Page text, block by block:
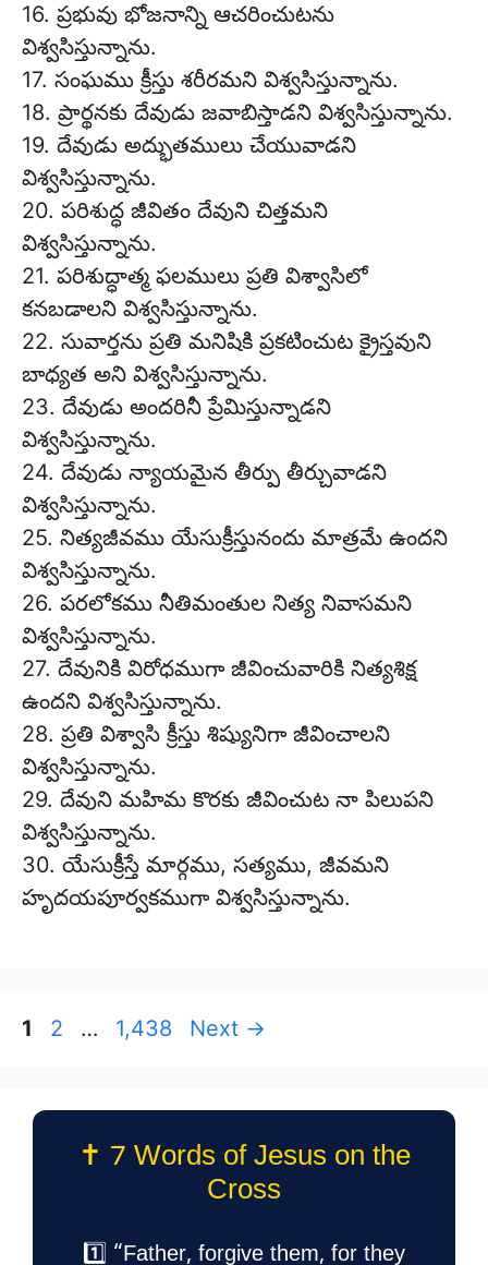
16. ప్రభువు భోజనాన్ని ఆచరించుటను
విశ్వసిస్తున్నాను.
17. సంఘము క్రీస్తు శరీరమని విశ్వసిస్తున్నాను.
18. ప్రార్థనకు దేవుడు జవాబిస్తాడని విశ్వసిస్తున్నాను.
19. దేవుడు అద్భుతములు చేయువాడని
విశ్వసిస్తున్నాను.
20. పరిశుద్ధ జీవితం దేవుని చిత్తమని
విశ్వసిస్తున్నాను.
21. పరిశుద్ధాత్మ ఫలములు ప్రతి విశ్వాసిలో
కనబడాలని విశ్వసిస్తున్నాను.
22. సువార్తను ప్రతి మనిషికి ప్రకటించుట క్రైస్తవుని
బాధ్యత అని విశ్వసిస్తున్నాను.
23. దేవుడు అందరినీ ప్రేమిస్తున్నాడని
విశ్వసిస్తున్నాను.
24. దేవుడు న్యాయమైన తీర్పు తీర్చువాడని
విశ్వసిస్తున్నాను.
25. నిత్యజీవము యేసుక్రీస్తునందు మాత్రమే ఉందని
విశ్వసిస్తున్నాను.
26. పరలోకము నీతిమంతుల నిత్య నివాసమని
విశ్వసిస్తున్నాను.
27. దేవునికి విరోధముగా జీవించువారికి నిత్యశిక్ష
ఉందని విశ్వసిస్తున్నాను.
28. ప్రతి విశ్వాసి క్రీస్తు శిష్యునిగా జీవించాలని
విశ్వసిస్తున్నాను.
29. దేవుని మహిమ కొరకు జీవించుట నా పిలుపని
విశ్వసిస్తున్నాను.
30. యేసుక్రీస్తే మార్గము, సత్యము, జీవమని
హృదయపూర్వకముగా విశ్వసిస్తున్నాను.
Page
1 Page
2 … Page
1,438 Next →
✝️ 7 Words of Jesus on the
Cross
1️⃣ “Father, forgive them, for they